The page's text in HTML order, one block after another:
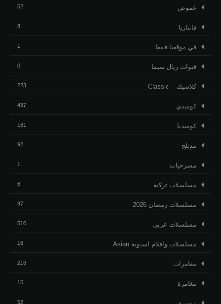
غموض 52
فانتازيا 8
في موقعنا فقط 1
قنوات ريال سيما 0
كلاسيك – Classic 223
كوميدي 437
كوميديا 161
مدبلج 92
مسرحيات 1
مسلسلات تركية 6
مسلسلات رمضان 2026 97
مسلسلات عربي 510
مسلسلات وافلام اسيوية Asian 16
مغامرات 216
مغامرة 15
52